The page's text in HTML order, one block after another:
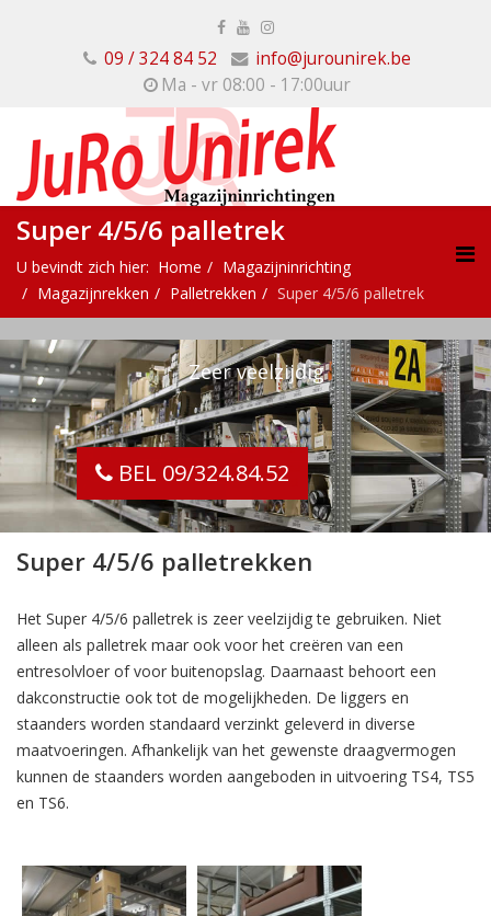
09 / 324 84 52
info@jurounirek.be
Ma - vr 08:00 - 17:00uur
Super 4/5/6 palletrek
U bevindt zich hier: Home
Magazijninrichting
Magazijnrekken
Palletrekken Super 4/5/6 palletrek
Zeer veelzijdig
BEL 09/324.84.52
Super 4/5/6 palletrekken
Het Super 4/5/6 palletrek is zeer veelzijdig te gebruiken. Niet
alleen als palletrek maar ook voor het creëren van een
entresolvloer of voor buitenopslag. Daarnaast behoort een
dakconstructie ook tot de mogelijkheden. De liggers en
staanders worden standaard verzinkt geleverd in diverse
maatvoeringen. Afhankelijk van het gewenste draagvermogen
kunnen de staanders worden aangeboden in uitvoering TS4, TS5
en TS6.